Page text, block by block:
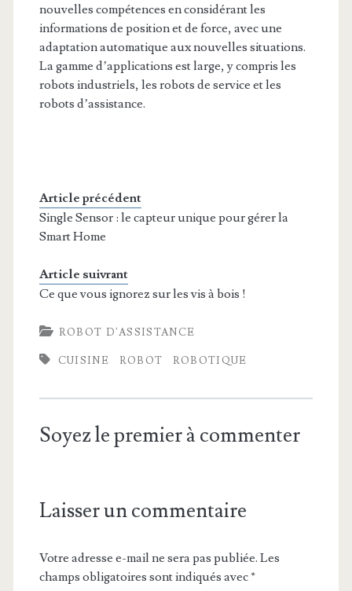
nouvelles compétences en considérant les
informations de position et de force, avec une
adaptation automatique aux nouvelles situations.
La gamme d’applications est large, y compris les
robots industriels, les robots de service et les
robots d’assistance.
Article précédent
Single Sensor : le capteur unique pour gérer la
Smart Home
Article suivrant
Ce que vous ignorez sur les vis à bois !
ROBOT D'ASSISTANCE
CUISINE ROBOT ROBOTIQUE
Soyez le premier à commenter
Laisser un commentaire
Votre adresse e-mail ne sera pas publiée. Les
champs obligatoires sont indiqués avec*